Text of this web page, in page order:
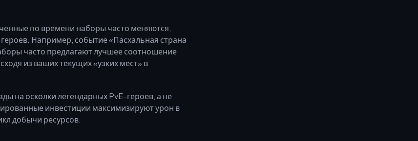
по времени наборы часто меняются,
Например, событие «Пасхальная страна
часто предлагают лучшее соотношение
из ваших текущих «узких мест» в
на осколки легендарных PvE-героев, а не
инвестиции максимизируют урон в
добычи ресурсов.